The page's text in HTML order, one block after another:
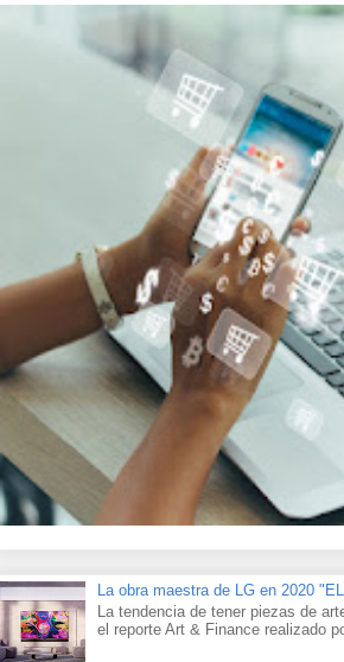
La obra maestra de LG en 2020
La tendencia de tener piezas de
el reporte Art & Finance realizado